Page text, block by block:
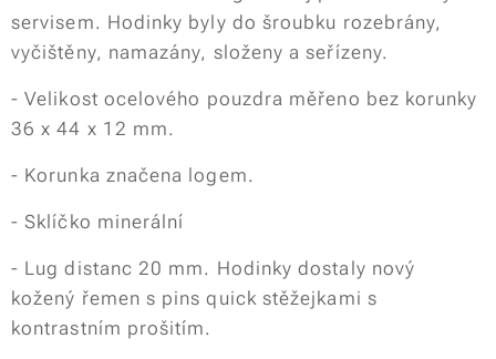
servisem. Hodinky byly do šroubku rozebrány,
vyčištěny, namazány, složeny a seřízeny.
- Velikost ocelového pouzdra měřeno bez korunky
36 x 44 x 12 mm.
- Korunka značena logem.
- Sklíčko minerální
- Lug distanc 20 mm. Hodinky dostaly nový
kožený řemen s pins quick stěžejkami s
kontrastním prošitím.